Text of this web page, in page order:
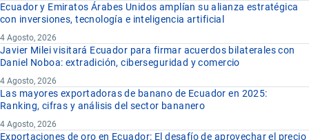
Ecuador y Emiratos Árabes Unidos amplían su alianza estratégica
con inversiones, tecnología e inteligencia artificial
4 Agosto, 2026
Javier Milei visitará Ecuador para firmar acuerdos bilaterales con
Daniel Noboa: extradición, ciberseguridad y comercio
4 Agosto, 2026
Las mayores exportadoras de banano de Ecuador en 2025:
Ranking, cifras y análisis del sector bananero
4 Agosto, 2026
Exportaciones de oro en Ecuador: El desafío de aprovechar el precio